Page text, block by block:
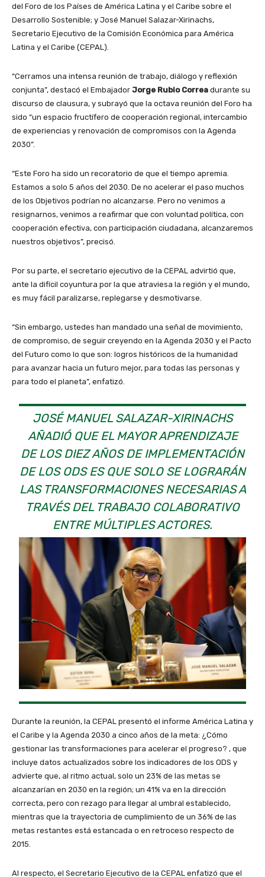
del Foro de los Países de América Latina y el Caribe sobre el
Desarrollo Sostenible; y José Manuel Salazar-Xirinachs,
Secretario Ejecutivo de la Comisión Económica para América
Latina y el Caribe (CEPAL).
“Cerramos una intensa reunión de trabajo, diálogo y reflexión
conjunta”, destacó el Embajador Jorge Rubio Correa durante su
discurso de clausura, y subrayó que la octava reunión del Foro ha
sido “un espacio fructífero de cooperación regional, intercambio
de experiencias y renovación de compromisos con la Agenda
2030”.
“Este Foro ha sido un recoratorio de que el tiempo apremia.
Estamos a solo 5 años del 2030. De no acelerar el paso muchos
de los Objetivos podrían no alcanzarse. Pero no venimos a
resignarnos, venimos a reafirmar que con voluntad política, con
cooperación efectiva, con participación ciudadana, alcanzaremos
nuestros objetivos”, precisó.
Por su parte, el secretario ejecutivo de la CEPAL advirtió que,
ante la difícil coyuntura por la que atraviesa la región y el mundo,
es muy fácil paralizarse, replegarse y desmotivarse.
“Sin embargo, ustedes han mandado una señal de movimiento,
de compromiso, de seguir creyendo en la Agenda 2030 y el Pacto
del Futuro como lo que son: logros históricos de la humanidad
para avanzar hacia un futuro mejor, para todas las personas y
para todo el planeta”, enfatizó.
JOSÉ MANUEL SALAZAR-XIRINACHS
AÑADIÓ QUE EL MAYOR APRENDIZAJE
DE LOS DIEZ AÑOS DE IMPLEMENTACIÓN
DE LOS ODS ES QUE SOLO SE LOGRARÁN
LAS TRANSFORMACIONES NECESARIAS A
TRAVÉS DEL TRABAJO COLABORATIVO
ENTRE MÚLTIPLES ACTORES.
Durante la reunión, la CEPAL presentó el informe América Latina y
el Caribe y la Agenda 2030 a cinco años de la meta: ¿Cómo
gestionar las transformaciones para acelerar el progreso? , que
incluye datos actualizados sobre los indicadores de los ODS y
advierte que, al ritmo actual, solo un 23% de las metas se
alcanzarían en 2030 en la región; un 41% va en la dirección
correcta, pero con rezago para llegar al umbral establecido,
mientras que la trayectoria de cumplimiento de un 36% de las
metas restantes está estancada o en retroceso respecto de
2015.
Al respecto, el Secretario Ejecutivo de la CEPAL enfatizó que el